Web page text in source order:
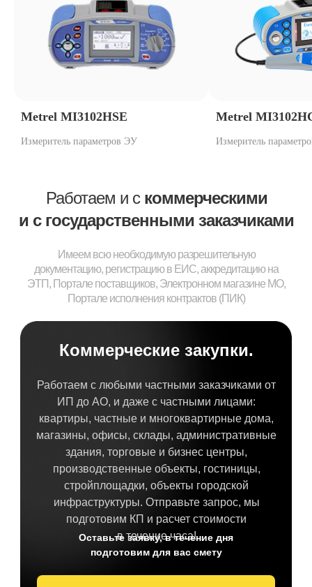
Metrel MI3102HSE
Измеритель параметров ЭУ
Metrel
Измеритель
Имеем всю необходимую разрешительную
документацию, регистрацию в ЕИС, аккредитацию на
ЭТП, Портале поставщиков, Электронном магазине МО,
Портале исполнения контрактов (ПИК)
Работаем и с коммерческими
и с государственными заказчиками
Работаем с любыми частными заказчиками от
ИП до АО, и даже с частными лицами:
квартиры, частные и многоквартирные дома,
магазины, офисы, склады, административные
здания, торговые и бизнес центры,
производственные объекты, гостиницы,
стройплощадки, объекты городской
инфраструктуры. Отправьте запрос, мы
подготовим КП и расчет стоимости
в течение часа!
Оставьте заявку, в течение дня
подготовим для вас смету
Коммерческие закупки.